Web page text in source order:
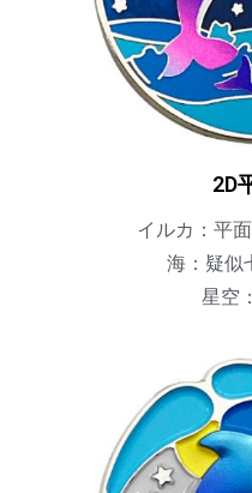
2D
イルカ：平
海：疑似
星空